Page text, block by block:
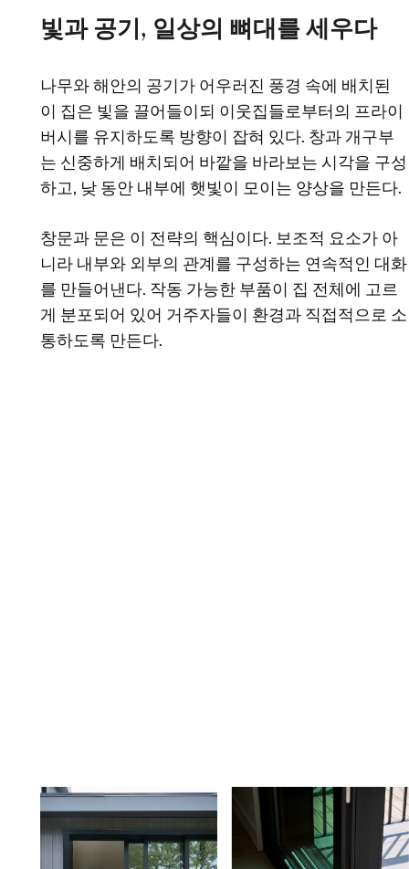
빛과 공기, 일상의 뼈대를 세우다
나무와 해안의 공기가 어우러진 풍경 속에 배치된
이 집은 빛을 끌어들이되 이웃집들로부터의 프라이
버시를 유지하도록 방향이 잡혀 있다. 창과 개구부
는 신중하게 배치되어 바깥을 바라보는 시각을 구성
하고, 낮 동안 내부에 햇빛이 모이는 양상을 만든다.
창문과 문은 이 전략의 핵심이다. 보조적 요소가 아
니라 내부와 외부의 관계를 구성하는 연속적인 대화
를 만들어낸다. 작동 가능한 부품이 집 전체에 고르
게 분포되어 있어 거주자들이 환경과 직접적으로 소
통하도록 만든다.